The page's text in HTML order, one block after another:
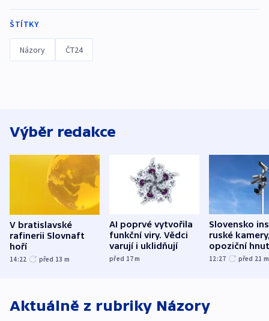
ŠTÍTKY
Názory ČT24
Výběr redakce
V bratislavské
rafinerii Slovnaft
hoří
14:22 před 13 m
AI poprvé vytvořila
funkční viry. Vědci
varují i uklidňují
před 17m
Slovensko
ruské
opoziční
12:27 před 21 m
Aktuálně z rubriky Názory